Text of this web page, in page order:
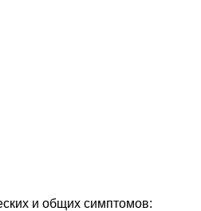
и общих симптомов: